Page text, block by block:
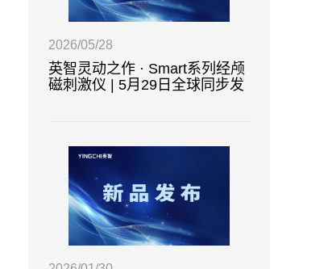
2026/05/28
英智灵动之作 · Smart系列经颅
磁刺激仪 | 5月29日全球同步发